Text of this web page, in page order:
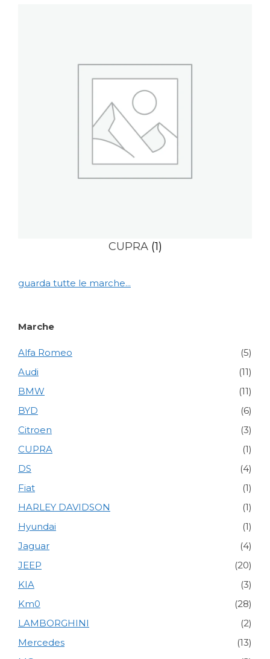
CUPRA (1)
guarda tutte le marche...
Marche
Alfa Romeo
(5)
Audi
(11)
BMW
(11)
BYD
(6)
Citroen
(3)
CUPRA
(1)
DS
(4)
Fiat
(1)
HARLEY DAVIDSON
(1)
Hyundai
(1)
Jaguar
(4)
JEEP
(20)
KIA
(3)
Km0
(28)
LAMBORGHINI
(2)
Mercedes
(13)